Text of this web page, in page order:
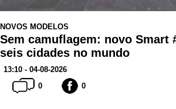
NOVOS MODELOS
Sem camuflagem: novo Smart
seis cidades no mundo
13:10 - 04-08-2026
0
0